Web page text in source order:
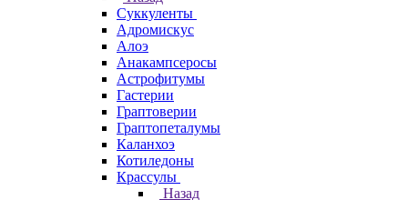
Суккуленты
Адромискус
Алоэ
Анакампсеросы
Астрофитумы
Гастерии
Граптоверии
Граптопеталумы
Каланхоэ
Котиледоны
Крассулы
Назад